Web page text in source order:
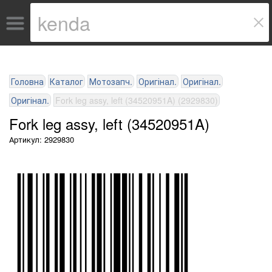
Головна Каталог Мотозапч. Оригінал. Оригінал.
Оригінал. Fork leg assy, left (34520951A) (2929830)
Fork leg assy, left (34520951A)
Артикул: 2929830